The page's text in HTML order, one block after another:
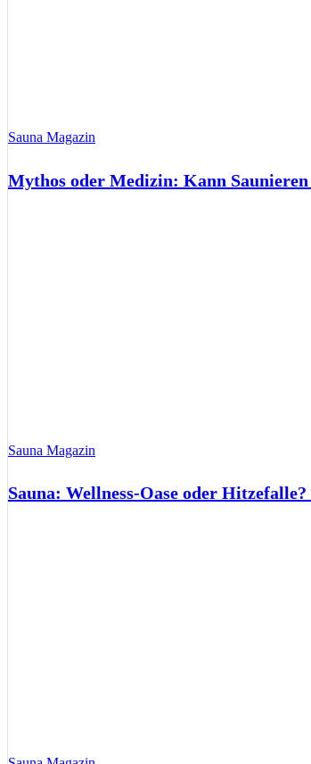
Sauna Magazin
Mythos oder Medizin: Kann
Sauna Magazin
Sauna: Wellness-Oase oder